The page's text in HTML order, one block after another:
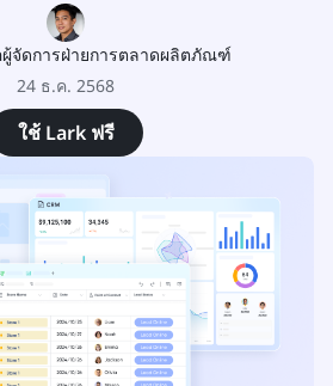
ผู้จัดการฝ่ายการตลาดผลิตภัณฑ์
24 ธ.ค. 2568
ใช้ Lark ฟรี